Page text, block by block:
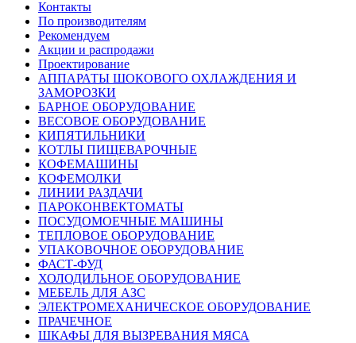
Контакты
По производителям
Рекомендуем
Акции и распродажи
Проектирование
АППАРАТЫ ШОКОВОГО ОХЛАЖДЕНИЯ И
ЗАМОРОЗКИ
БАРНОЕ ОБОРУДОВАНИЕ
ВЕСОВОЕ ОБОРУДОВАНИЕ
КИПЯТИЛЬНИКИ
КОТЛЫ ПИЩЕВАРОЧНЫЕ
КОФЕМАШИНЫ
КОФЕМОЛКИ
ЛИНИИ РАЗДАЧИ
ПАРОКОНВЕКТОМАТЫ
ПОСУДОМОЕЧНЫЕ МАШИНЫ
ТЕПЛОВОЕ ОБОРУДОВАНИЕ
УПАКОВОЧНОЕ ОБОРУДОВАНИЕ
ФАСТ-ФУД
ХОЛОДИЛЬНОЕ ОБОРУДОВАНИЕ
МЕБЕЛЬ ДЛЯ АЗС
ЭЛЕКТРОМЕХАНИЧЕСКОЕ ОБОРУДОВАНИЕ
ПРАЧЕЧНОЕ
ШКАФЫ ДЛЯ ВЫЗРЕВАНИЯ МЯСА